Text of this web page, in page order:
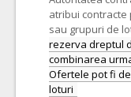
atribui
sau grupuri de
rezerva dreptul
combinarea
Ofertele pot fi
loturi